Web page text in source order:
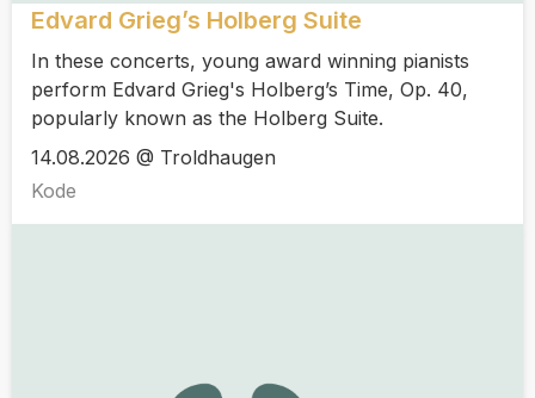
Edvard Grieg’s Holberg Suite
In these concerts, young award winning pianists
perform Edvard Grieg's Holberg’s Time, Op. 40,
popularly known as the Holberg Suite.
14.08.2026 @ Troldhaugen
Kode